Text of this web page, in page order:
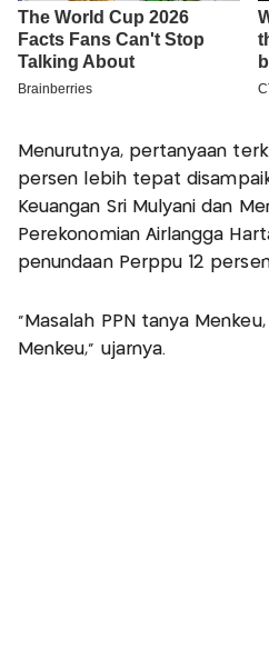
Menurutnya, pertanyaan
persen lebih tepat
Keuangan Sri Mulyani dan
Perekonomian Airlangga
penundaan Perppu 12
"Masalah PPN tanya
Menkeu,” ujarnya.